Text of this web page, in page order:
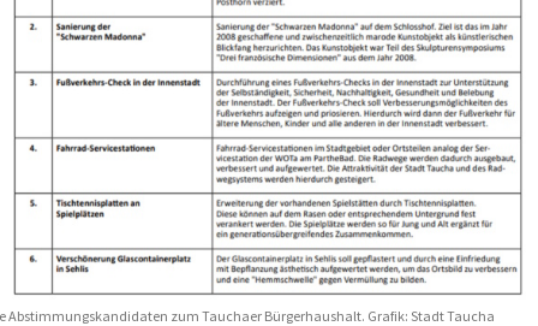
Abstimmungskandidaten zum Tauchaer Bürgerhaushalt. Grafik: Stadt Taucha